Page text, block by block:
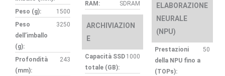
Peso (g):
1500
Peso
dell’imballo
(g):
3250
Profondità
(mm):
243
RAM:
SDRAM
ARCHIVIAZION
E
Capacità SSD
totale (GB):
1000
ELABORAZIONE
NEURALE
(NPU)
Prestazioni
della NPU fino a
(TOPs):
50